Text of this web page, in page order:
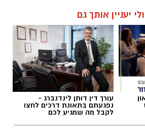
יעניין אותך גם
עורך דין דותן לינדנברג -
נפגעתם בתאונת דרכים לחצו
לקבל מה שמגיע לכם